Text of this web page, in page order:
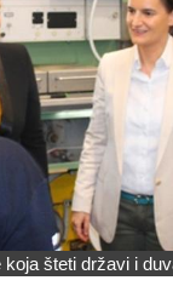
šteti državi i